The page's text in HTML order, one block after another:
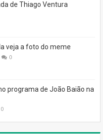
de Thiago Ventura
veja a foto do meme
0
programa de João Baião na
0